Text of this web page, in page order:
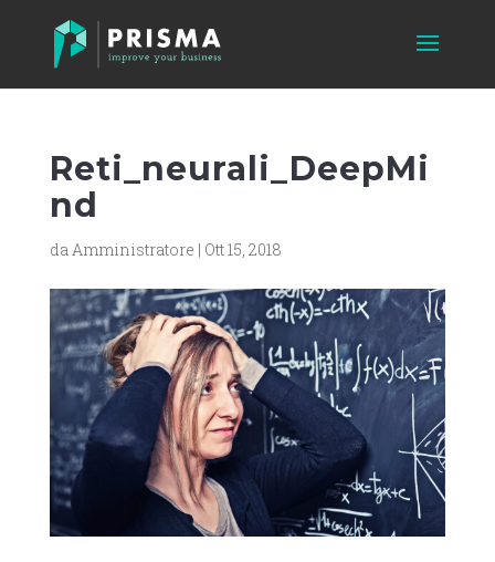
Reti_neurali_DeepMi
nd
daAmministratore | Ott 15, 2018